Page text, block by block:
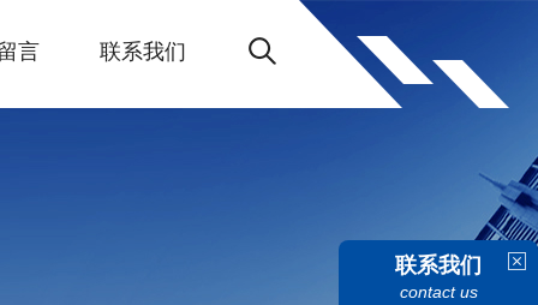
言 联系我们
联系我们
contact us